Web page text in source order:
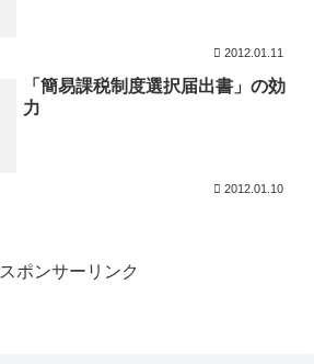
2012.01.11
「簡易課税制度選択届出書」の効
力
2012.01.10
スポンサーリンク